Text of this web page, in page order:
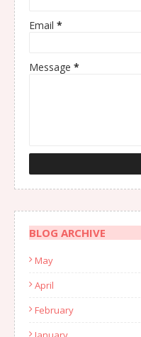
Email *
Message *
BLOG ARCHIVE
May
April
February